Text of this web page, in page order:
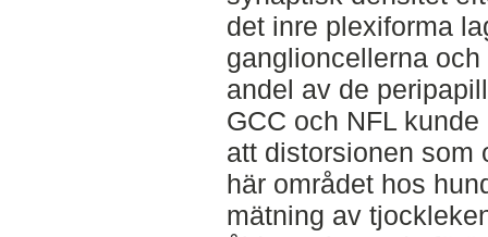
det inre plexiforma
ganglioncellerna
andel av de
GCC och NFL
att distorsionen som
här området hos
mätning av